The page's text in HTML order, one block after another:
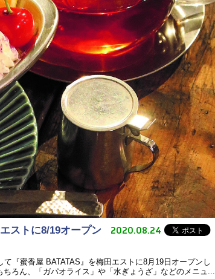
ストに8/19オープン 2020.08.24
『蜜香屋 BATATAS』を梅田エストに8月19日オープンし
ろん、「ガパオライス」や「水ぎょうざ」などのメニュ...